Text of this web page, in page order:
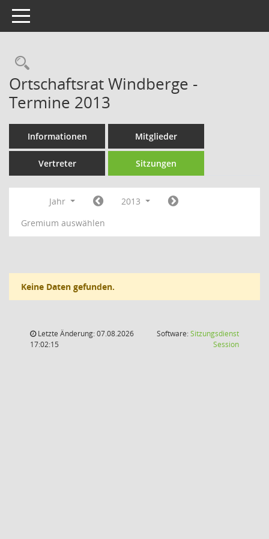
Toggle navigation
Rechercheauswahl
Ortschaftsrat Windberge -
Termine 2013
Informationen Mitglieder
Vertreter Sitzungen
Jahr
2013
Gremium auswählen
Keine Daten gefunden.
Letzte Änderung: 07.08.2026
17:02:15
Software:Sitzungsdienst
Session(Wird in